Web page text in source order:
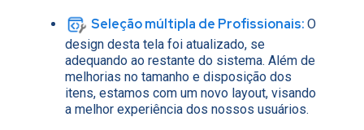
Seleção múltipla de Profissionais: O
design desta tela foi atualizado, se
adequando ao restante do sistema. Além de
melhorias no tamanho e disposição dos
itens, estamos com um novo layout, visando
a melhor experiência dos nossos usuários.